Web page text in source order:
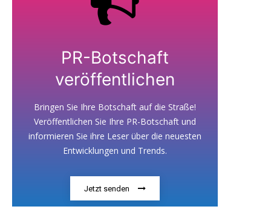
PR-Botschaft
veröffentlichen
Bringen Sie Ihre Botschaft auf die Straße!
Veröffentlichen Sie Ihre PR-Botschaft und
informieren Sie ihre Leser über die neuesten
Entwicklungen und Trends.
Jetzt senden